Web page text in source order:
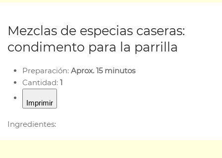
Mezclas de especias caseras:
condimento para la parrilla
Preparación: Aprox. 15 minutos
Cantidad: 1
Imprimir
Ingredientes: